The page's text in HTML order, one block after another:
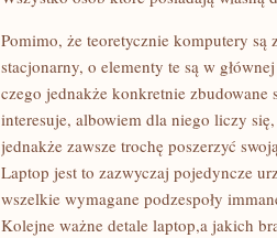
LAPTOPY
ZBUDOWANE
Z
PODOBNYCH
DETALÓW
CO
KOMPUTER
STACJONARNY
Pomimo, że teoretycznie komputery są
stacjonarny, o elementy te są w
czego jednakże konkretnie zbudowane
interesuje, albowiem dla niego liczy się,
jednakże zawsze trochę poszerzyć
Laptop jest to zazwyczaj pojedyncze
wszelkie wymagane podzespoły
Kolejne ważne detale laptop,a jakich